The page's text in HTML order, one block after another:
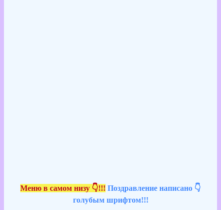
Меню в самом низу 👇!!! Поздравление написано 👇
голубым шрифтом!!!